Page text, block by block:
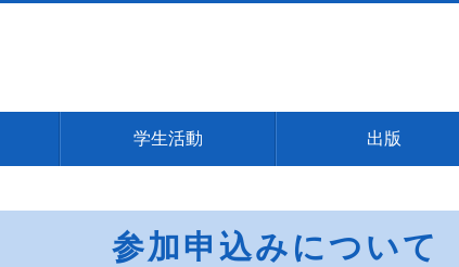
学生活動 出版
参加申込みについて